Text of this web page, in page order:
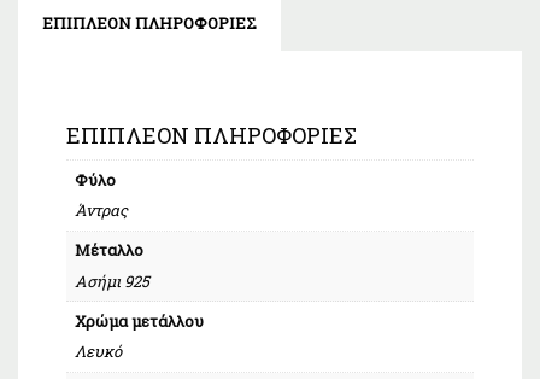
ΕΠΙΠΛΈΟΝ ΠΛΗΡΟΦΟΡΊΕΣ
ΕΠΙΠΛΈΟΝ ΠΛΗΡΟΦΟΡΊΕΣ
Φύλο
Άντρας
Μέταλλο
Ασήμι 925
Χρώμα μετάλλου
Λευκό